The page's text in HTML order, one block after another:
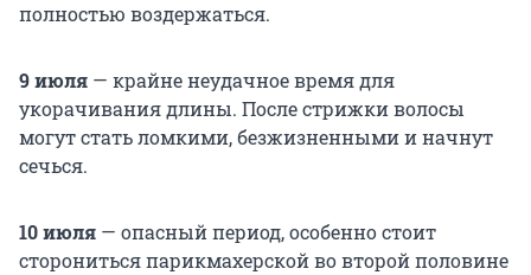
полностью воздержаться.
9 июля — крайне неудачное время для
укорачивания длины. После стрижки волосы
могут стать ломкими, безжизненными и начнут
сечься.
10 июля — опасный период, особенно стоит
сторониться парикмахерской во второй половине